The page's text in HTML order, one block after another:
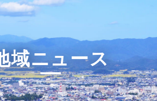
ター（福島）
ンター 0138-34-2525
ンター 025-210-1200
ラン
ション
南東北センター(福島)
域ニュース